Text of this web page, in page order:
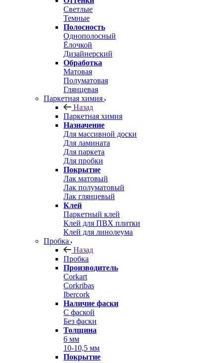
Светлые
Темные
Полосность
Однополосный
Ёлочкой
Дизайнерский
Обработка
Матовая
Полуматовая
Глянцевая
Паркетная химия
Назад
Паркетная химия
Назначение
Для массивной доски
Для ламината
Для паркета
Для пробки
Покрытие
Лак матовый
Лак полуматовый
Лак глянцевый
Клей
Паркетный клей
Клей для ПВХ плитки
Клей для линолеума
Пробка
Назад
Пробка
Производитель
Corkart
Corkribas
Ibercork
Наличие фаски
С фаской
Без фаски
Толщина
6 мм
10-10,5 мм
Покрытие